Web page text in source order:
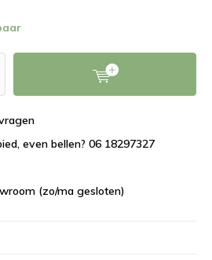
even bellen? 06 18297327
(zo/ma gesloten)